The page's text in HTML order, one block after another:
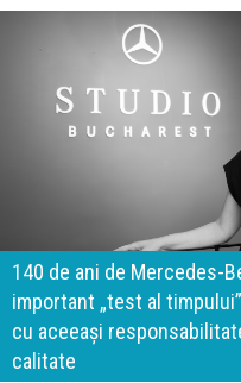
140 de ani de Mercedes-
important „test al
cu aceeași
calitate